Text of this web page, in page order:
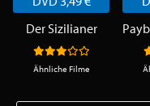
Der Sizilianer
Ähnliche Filme